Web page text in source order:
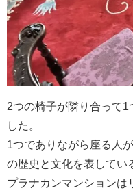
2つの椅子が隣り合って
した。
1つでありながら座る人
の歴史と文化を表してい
プラナカンマンションは